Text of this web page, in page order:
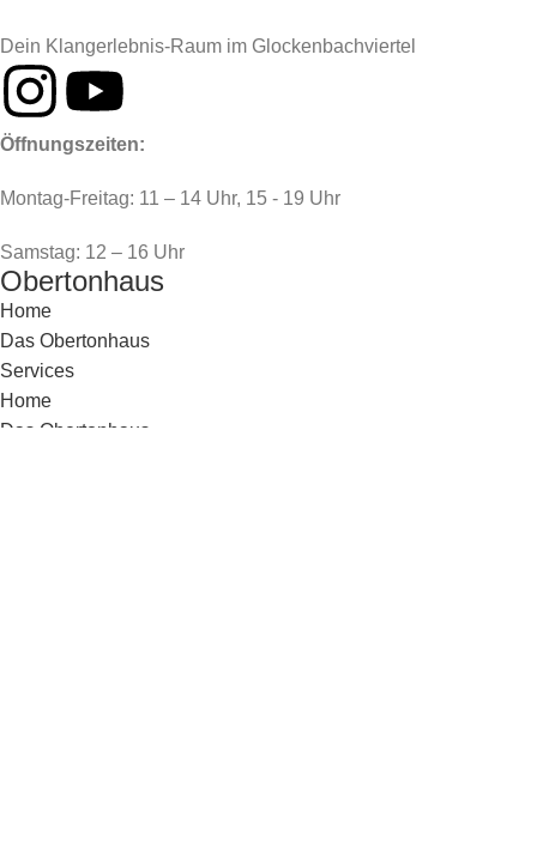
Dein Klangerlebnis-Raum im Glockenbachviertel
Öffnungszeiten:
Montag-Freitag: 11 – 14 Uhr, 15 - 19 Uhr
Samstag: 12 – 16 Uhr
Obertonhaus
Home
Das Obertonhaus
Services
Home
Das Obertonhaus